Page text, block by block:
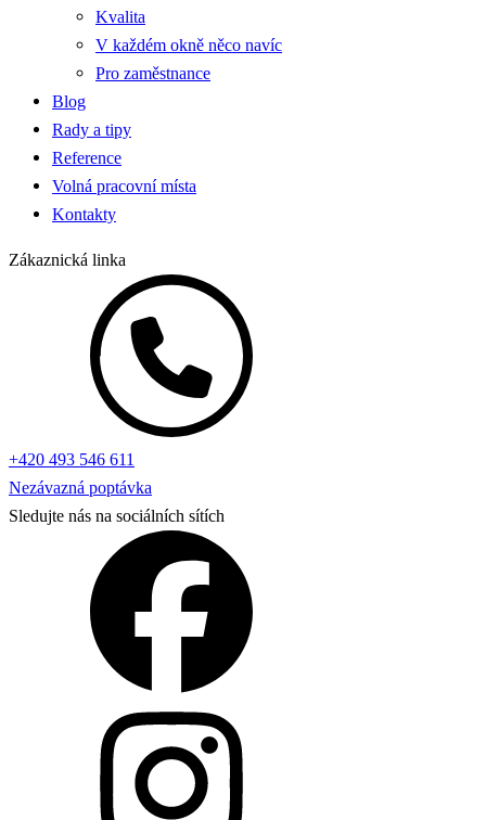
Kvalita
V každém okně něco navíc
Pro zaměstnance
Blog
Rady a tipy
Reference
Volná pracovní místa
Kontakty
Zákaznická linka
+420 493 546 611
Nezávazná poptávka
Sledujte nás na sociálních sítích